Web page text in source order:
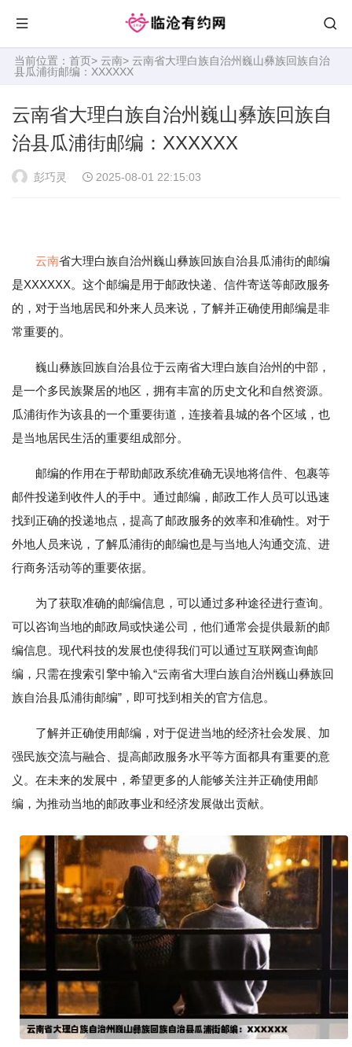
当前位置： 首页> 云南> 云南省大理白族自治州巍山彝族回族自治
县瓜浦街邮编：XXXXXX
云南省大理白族自治州巍山彝族回族自
治县瓜浦街邮编：XXXXXX
彭巧灵 2025-08-01 22:15:03
云南省大理白族自治州巍山彝族回族自治县瓜浦街的邮编
是XXXXXX。这个邮编是用于邮政快递、信件寄送等邮政服务
的，对于当地居民和外来人员来说，了解并正确使用邮编是非
常重要的。
巍山彝族回族自治县位于云南省大理白族自治州的中部，
是一个多民族聚居的地区，拥有丰富的历史文化和自然资源。
瓜浦街作为该县的一个重要街道，连接着县城的各个区域，也
是当地居民生活的重要组成部分。
邮编的作用在于帮助邮政系统准确无误地将信件、包裹等
邮件投递到收件人的手中。通过邮编，邮政工作人员可以迅速
找到正确的投递地点，提高了邮政服务的效率和准确性。对于
外地人员来说，了解瓜浦街的邮编也是与当地人沟通交流、进
行商务活动等的重要依据。
为了获取准确的邮编信息，可以通过多种途径进行查询。
可以咨询当地的邮政局或快递公司，他们通常会提供最新的邮
编信息。现代科技的发展也使得我们可以通过互联网查询邮
编，只需在搜索引擎中输入“云南省大理白族自治州巍山彝族回
族自治县瓜浦街邮编”，即可找到相关的官方信息。
了解并正确使用邮编，对于促进当地的经济社会发展、加
强民族交流与融合、提高邮政服务水平等方面都具有重要的意
义。在未来的发展中，希望更多的人能够关注并正确使用邮
编，为推动当地的邮政事业和经济发展做出贡献。